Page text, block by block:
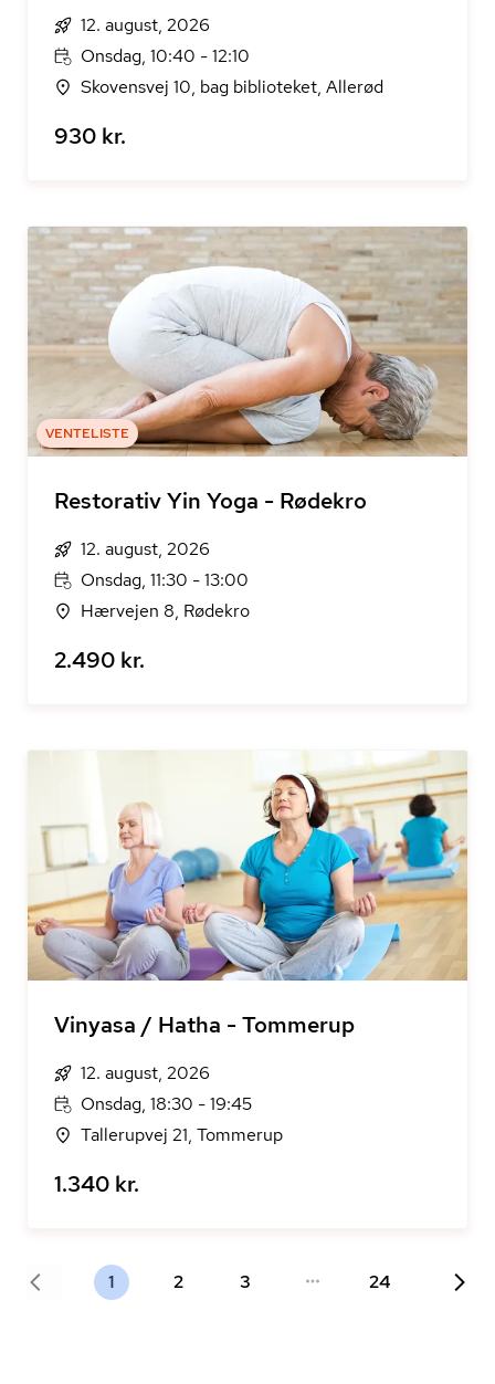
12. august, 2026
Onsdag, 10:40 - 12:10
Skovensvej 10, bag biblioteket, Allerød
930 kr.
VENTELISTE
Restorativ Yin Yoga - Rødekro
12. august, 2026
Onsdag, 11:30 - 13:00
Hærvejen 8, Rødekro
2.490 kr.
Vinyasa / Hatha - Tommerup
12. august, 2026
Onsdag, 18:30 - 19:45
Tallerupvej 21, Tommerup
1.340 kr.
1 2 3 24